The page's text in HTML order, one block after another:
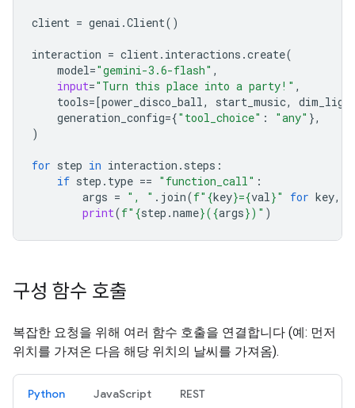
client = genai .Client()
interaction = client. interactions .create(
model="gemini-3.6-flash" ,
input="Turn this place into a party!" ,
tools= [power_disco_ball, start_music,
generation_config={"tool_choice" : "any" },
)
for step in interaction . steps :
if step . type == "function_call" :
args = ", " . join(f" {key}={val}" for key,
print(f" {step .name}({args})" )
구성 함수 호출
복잡한 요청을 위해 여러 함수 호출을 연결합니다 (예: 먼저
위치를 가져온 다음 해당 위치의 날씨를 가져옴).
Python JavaScript REST